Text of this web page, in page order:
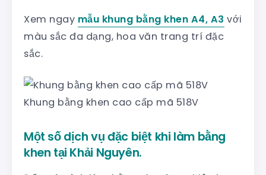
Xem ngay mẫu khung bằng khen A4, A3 với
màu sắc đa dạng, hoa văn trang trí đặc
sắc.
Khung bằng khen cao cấp mã 518V
Một số dịch vụ đặc biệt khi làm bằng
khen tại Khải Nguyên.